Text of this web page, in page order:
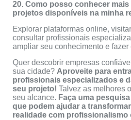
20. Como posso conhecer
projetos disponíveis na minha
Explorar plataformas online,
consultar profissionais
ampliar seu conhecimento e
Quer descobrir empresas
sua cidade? Aproveite para
profissionais especializados e
seu projeto! Talvez as melhores
seu alcance. Faça uma
que podem ajudar a
realidade com profissionalismo